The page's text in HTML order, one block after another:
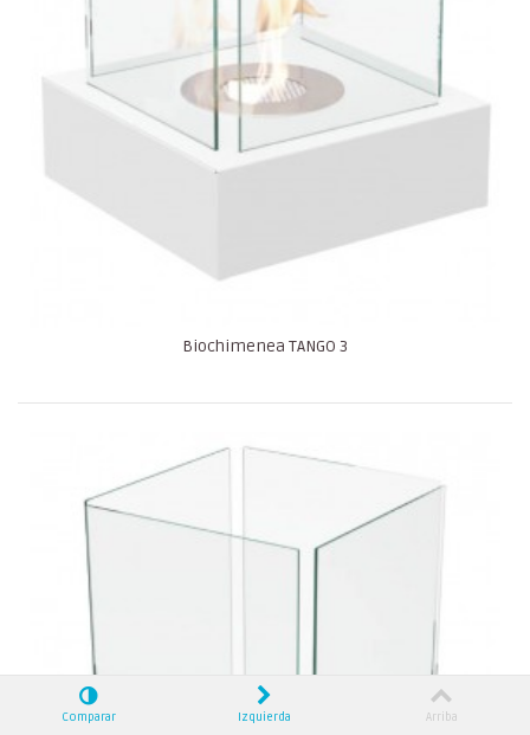
Biochimenea TANGO 3
Comparar Izquierda Arriba